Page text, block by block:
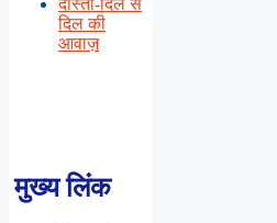
दोस्ती-दिल से
दिल की
आवाज़
मुख्य लिंक